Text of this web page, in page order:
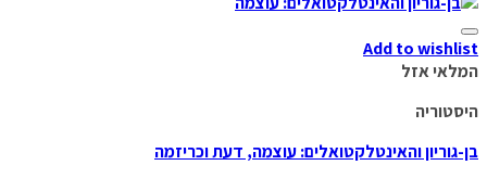
Add to wishlist
המלאי אזל
היסטוריה
בן-גוריון והאינטלקטואלים: עוצמה, דעת וכריזמה